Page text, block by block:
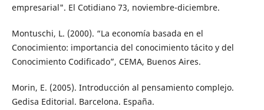
empresarial". El Cotidiano 73, noviembre-diciembre.
Montuschi, L. (2000). “La economía basada en el
Conocimiento: importancia del conocimiento tácito y del
Conocimiento Codificado”, CEMA, Buenos Aires.
Morin, E. (2005). Introducción al pensamiento complejo.
Gedisa Editorial. Barcelona. España.